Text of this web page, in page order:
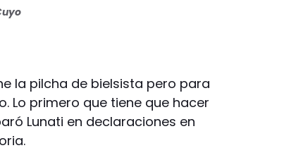
la pilcha de bielsista pero para
Lo primero que tiene que hacer
Lunati en declaraciones en